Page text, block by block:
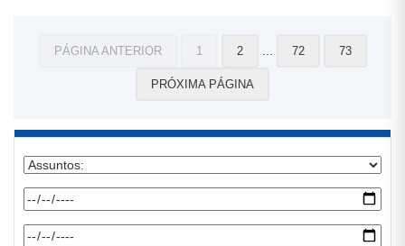
PÁGINA ANTERIOR 1 2 72 73
PRÓXIMA PÁGINA